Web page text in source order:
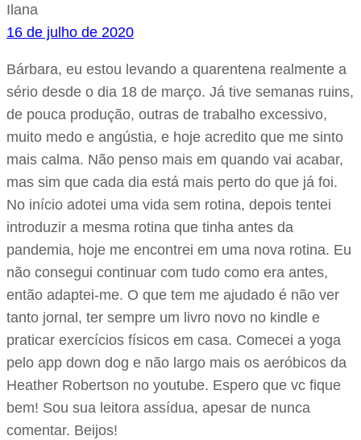
Ilana
16 de julho de 2020
Bárbara, eu estou levando a quarentena realmente a
sério desde o dia 18 de março. Já tive semanas ruins,
de pouca produção, outras de trabalho excessivo,
muito medo e angústia, e hoje acredito que me sinto
mais calma. Não penso mais em quando vai acabar,
mas sim que cada dia está mais perto do que já foi.
No início adotei uma vida sem rotina, depois tentei
introduzir a mesma rotina que tinha antes da
pandemia, hoje me encontrei em uma nova rotina. Eu
não consegui continuar com tudo como era antes,
então adaptei-me. O que tem me ajudado é não ver
tanto jornal, ter sempre um livro novo no kindle e
praticar exercícios físicos em casa. Comecei a yoga
pelo app down dog e não largo mais os aeróbicos da
Heather Robertson no youtube. Espero que vc fique
bem! Sou sua leitora assídua, apesar de nunca
comentar. Beijos!